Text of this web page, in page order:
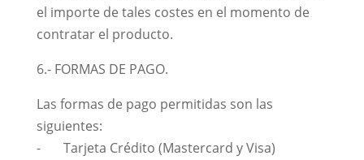
el importe de tales costes en el momento de
contratar el producto.
6.- FORMAS DE PAGO.
Las formas de pago permitidas son las
siguientes:
- Tarjeta Crédito (Mastercard y Visa)